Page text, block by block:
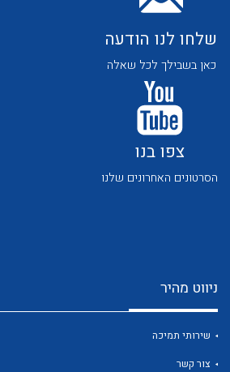
לכל מוצרי היצרן
לכל מוצרי היצרן
שלחו לנו הודעה
כאן בשבילך לכל שאלה
צפו בנו
הסרטונים האחרונים שלנו
ניווט מהיר
שירותי תמיכה
צור קשר